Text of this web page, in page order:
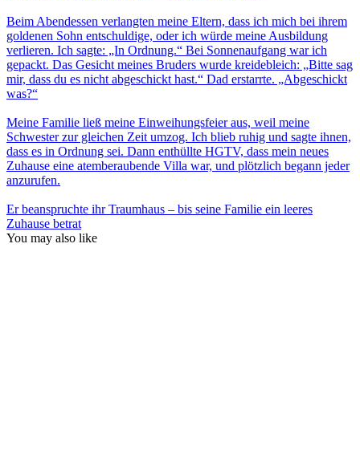
Beim Abendessen verlangten meine Eltern, dass ich mich bei ihrem
goldenen Sohn entschuldige, oder ich würde meine Ausbildung
verlieren. Ich sagte: „In Ordnung.“ Bei Sonnenaufgang war ich
gepackt. Das Gesicht meines Bruders wurde kreidebleich: „Bitte sag
mir, dass du es nicht abgeschickt hast.“ Dad erstarrte. „Abgeschickt
was?“
Meine Familie ließ meine Einweihungsfeier aus, weil meine
Schwester zur gleichen Zeit umzog. Ich blieb ruhig und sagte ihnen,
dass es in Ordnung sei. Dann enthüllte HGTV, dass mein neues
Zuhause eine atemberaubende Villa war, und plötzlich begann jeder
anzurufen.
Er beanspruchte ihr Traumhaus – bis seine Familie ein leeres
Zuhause betrat
You may also like